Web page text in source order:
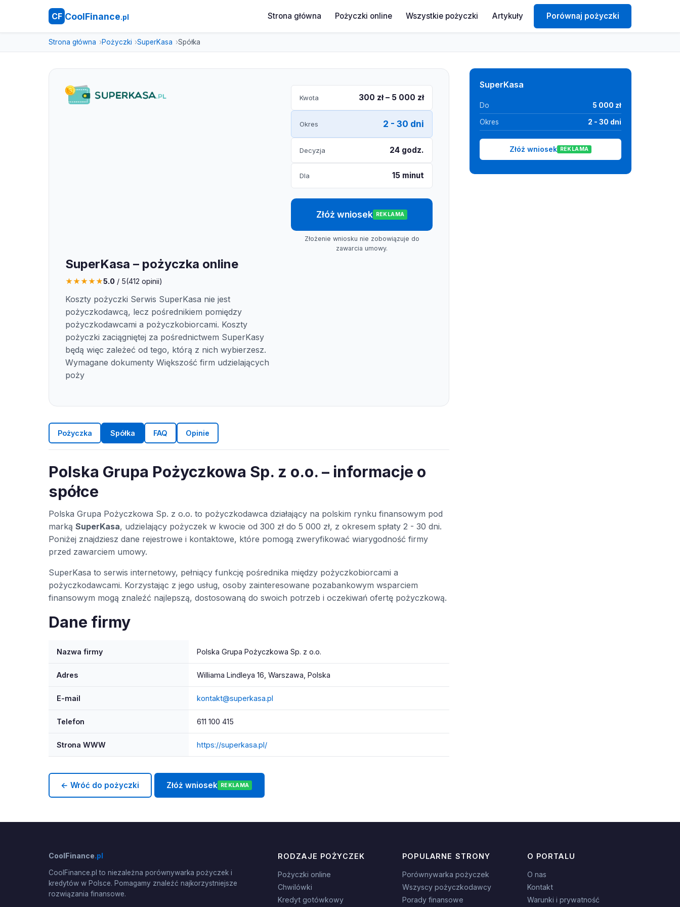
CF CoolFinance.pl Strona główna Pożyczki online Wszystkie pożyczki Artykuły Porównaj pożyczki
Strona główna Pożyczki SuperKasa Spółka
SuperKasa – pożyczka online
★★★★★5.0 / 5(412 opinii)
Koszty pożyczki Serwis SuperKasa nie jest
pożyczkodawcą, lecz pośrednikiem pomiędzy
pożyczkodawcami a pożyczkobiorcami. Koszty
pożyczki zaciągniętej za pośrednictwem SuperKasy
będą więc zależeć od tego, którą z nich wybierzesz.
Wymagane dokumenty Większość firm udzielających
poży
Kwota 300 zł – 5 000 zł
Okres 2 - 30 dni
Decyzja 24 godz.
Dla 15 minut
Złóż wniosek REKLAMA
Złożenie wniosku nie zobowiązuje do
zawarcia umowy.
Pożyczka Spółka FAQ Opinie
Polska Grupa Pożyczkowa Sp. z o.o. – informacje o
spółce
Polska Grupa Pożyczkowa Sp. z o.o. to pożyczkodawca działający na polskim rynku finansowym pod
marką SuperKasa, udzielający pożyczek w kwocie od 300 zł do 5 000 zł, z okresem spłaty 2 - 30 dni.
Poniżej znajdziesz dane rejestrowe i kontaktowe, które pomogą zweryfikować wiarygodność firmy
przed zawarciem umowy.
SuperKasa to serwis internetowy, pełniący funkcję pośrednika między pożyczkobiorcami a
pożyczkodawcami. Korzystając z jego usług, osoby zainteresowane pozabankowym wsparciem
finansowym mogą znaleźć najlepszą, dostosowaną do swoich potrzeb i oczekiwań ofertę pożyczkową.
Dane firmy
Nazwa firmy Polska Grupa Pożyczkowa Sp. z o.o.
Adres Williama Lindleya 16, Warszawa, Polska
E-mail kontakt@superkasa.pl
Telefon 611 100 415
Strona WWW https://superkasa.pl/
← Wróć do pożyczki Złóż wniosek REKLAMA
SuperKasa
Do 5 000 zł
Okres 2 - 30 dni
Złóż wniosek REKLAMA
CoolFinance.pl
CoolFinance.pl to niezależna porównywarka pożyczek i
kredytów w Polsce. Pomagamy znaleźć najkorzystniejsze
rozwiązania finansowe.
RODZAJE POŻYCZEK
Pożyczki online
Chwilówki
Kredyt gotówkowy
POPULARNE STRONY
Porównywarka pożyczek
Wszyscy pożyczkodawcy
Porady finansowe
O PORTALU
O nas
Kontakt
Warunki i prywatność